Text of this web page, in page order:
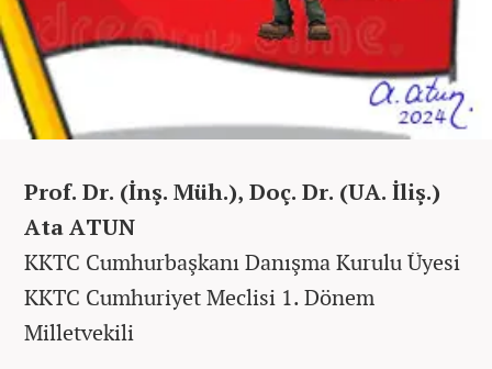
Prof. Dr. (İnş. Müh.), Doç. Dr. (UA. İliş.)
Ata ATUN
KKTC Cumhurbaşkanı Danışma Kurulu Üyesi
KKTC Cumhuriyet Meclisi 1. Dönem
Milletvekili